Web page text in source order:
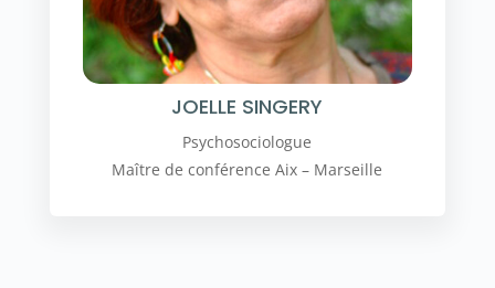
JOELLE SINGERY
Psychosociologue
Maître de conférence Aix – Marseille